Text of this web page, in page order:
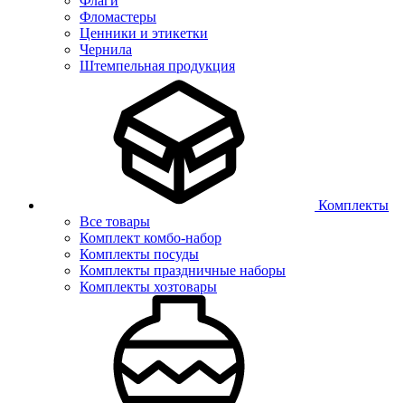
Фломастеры
Ценники и этикетки
Чернила
Штемпельная продукция
Комплекты
Все товары
Комплект комбо-набор
Комплекты посуды
Комплекты праздничные наборы
Комплекты хозтовары